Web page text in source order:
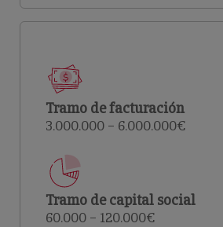
Tramo de facturación
3.000.000 – 6.000.000€
Tramo de capital social
60.000 – 120.000€